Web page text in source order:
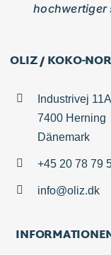
hochwertiger
OLIZ / KOKO-
Industrivej 11A
7400 Herning
Dänemark
+45 20 78 79
info@oliz.dk